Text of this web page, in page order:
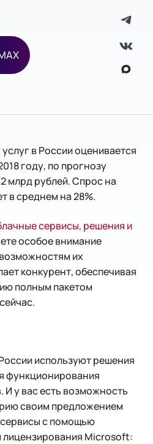
в России оценивается
году, по прогнозу
млрд рублей. Спрос на
в среднем на 28%.
сервисы, решения и
особое внимание
их
конкурент, обеспечивая
полным пакетом
используют решения
функционирования
И у вас есть возможность
своим предложением
с помощью
лицензирования Microsoft: